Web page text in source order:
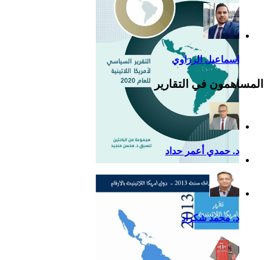
التقرير السياسي لأمريكا
اللاتينية للعام 2020
اسماعيل الرزاوي
المساهمون في التقارير
د. حمدي أعمر حداد
د. محمد شكراد